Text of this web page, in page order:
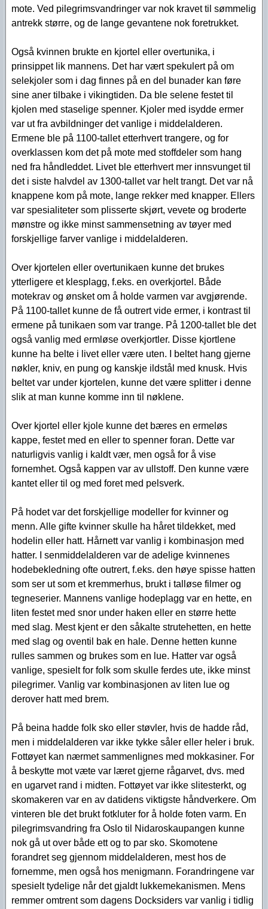
mote. Ved pilegrimsvandringer var nok kravet til sømmelig
antrekk større, og de lange gevantene nok foretrukket.
Også kvinnen brukte en kjortel eller overtunika, i
prinsippet lik mannens. Det har vært spekulert på om
selekjoler som i dag finnes på en del bunader kan føre
sine aner tilbake i vikingtiden. Da ble selene festet til
kjolen med staselige spenner. Kjoler med isydde ermer
var ut fra avbildninger det vanlige i middelalderen.
Ermene ble på 1100-tallet etterhvert trangere, og for
overklassen kom det på mote med stoffdeler som hang
ned fra håndleddet. Livet ble etterhvert mer innsvunget til
det i siste halvdel av 1300-tallet var helt trangt. Det var nå
knappene kom på mote, lange rekker med knapper. Ellers
var spesialiteter som plisserte skjørt, vevete og broderte
mønstre og ikke minst sammensetning av tøyer med
forskjellige farver vanlige i middelalderen.
Over kjortelen eller overtunikaen kunne det brukes
ytterligere et klesplagg, f.eks. en overkjortel. Både
motekrav og ønsket om å holde varmen var avgjørende.
På 1100-tallet kunne de få outrert vide ermer, i kontrast til
ermene på tunikaen som var trange. På 1200-tallet ble det
også vanlig med ermløse overkjortler. Disse kjortlene
kunne ha belte i livet eller være uten. I beltet hang gjerne
nøkler, kniv, en pung og kanskje ildstål med knusk. Hvis
beltet var under kjortelen, kunne det være splitter i denne
slik at man kunne komme inn til nøklene.
Over kjortel eller kjole kunne det bæres en ermeløs
kappe, festet med en eller to spenner foran. Dette var
naturligvis vanlig i kaldt vær, men også for å vise
fornemhet. Også kappen var av ullstoff. Den kunne være
kantet eller til og med foret med pelsverk.
På hodet var det forskjellige modeller for kvinner og
menn. Alle gifte kvinner skulle ha håret tildekket, med
hodelin eller hatt. Hårnett var vanlig i kombinasjon med
hatter. I senmiddelalderen var de adelige kvinnenes
hodebekledning ofte outrert, f.eks. den høye spisse hatten
som ser ut som et kremmerhus, brukt i talløse filmer og
tegneserier. Mannens vanlige hodeplagg var en hette, en
liten festet med snor under haken eller en større hette
med slag. Mest kjent er den såkalte strutehetten, en hette
med slag og oventil bak en hale. Denne hetten kunne
rulles sammen og brukes som en lue. Hatter var også
vanlige, spesielt for folk som skulle ferdes ute, ikke minst
pilegrimer. Vanlig var kombinasjonen av liten lue og
derover hatt med brem.
På beina hadde folk sko eller støvler, hvis de hadde råd,
men i middelalderen var ikke tykke såler eller heler i bruk.
Fottøyet kan nærmet sammenlignes med mokkasiner. For
å beskytte mot væte var læret gjerne rågarvet, dvs. med
en ugarvet rand i midten. Fottøyet var ikke slitesterkt, og
skomakeren var en av datidens viktigste håndverkere. Om
vinteren ble det brukt fotkluter for å holde foten varm. En
pilegrimsvandring fra Oslo til Nidaroskaupangen kunne
nok gå ut over både ett og to par sko. Skomotene
forandret seg gjennom middelalderen, mest hos de
fornemme, men også hos menigmann. Forandringene var
spesielt tydelige når det gjaldt lukkemekanismen. Mens
remmer omtrent som dagens Docksiders var vanlig i tidlig